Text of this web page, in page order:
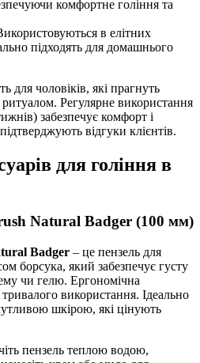
комфортне гоління та
в елітних
підходять для домашнього
для чоловіків, які прагнуть
Регулярне використання
забезпечує комфорт і
відгуки клієнтів.
для гоління в
Natural Badger (100 мм)
Badger – це пензель для
борсука, який забезпечує густу
чи гелю. Ергономічна
використання. Ідеально
шкірою, які цінують
пензель теплою водою,